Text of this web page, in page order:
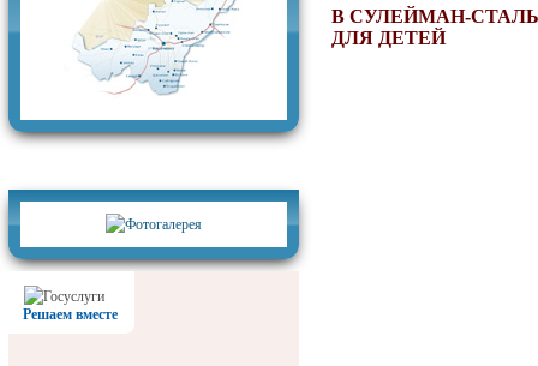
Решаем вместе
В СУЛЕЙМАН-
ДЛЯ ДЕТЕЙ